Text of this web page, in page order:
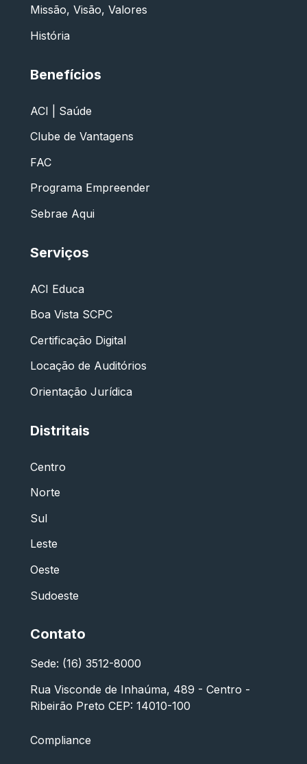
Missão, Visão, Valores
História
Benefícios
ACI | Saúde
Clube de Vantagens
FAC
Programa Empreender
Sebrae Aqui
Serviços
ACI Educa
Boa Vista SCPC
Certificação Digital
Locação de Auditórios
Orientação Jurídica
Distritais
Centro
Norte
Sul
Leste
Oeste
Sudoeste
Contato
Sede: (16) 3512-8000
Rua Visconde de Inhaúma, 489 - Centro -
Ribeirão Preto CEP: 14010-100
Compliance